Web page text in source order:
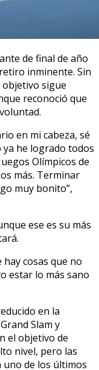
de final de año
inminente. Sin
sigue
reconoció que
en mi cabeza, sé
ya he logrado todos
Olímpicos de
más. Terminar
muy bonito”,
ese es su más
cosas que no
estar lo más sano
en la
Slam y
el objetivo de
nivel, pero las
uno de los últimos